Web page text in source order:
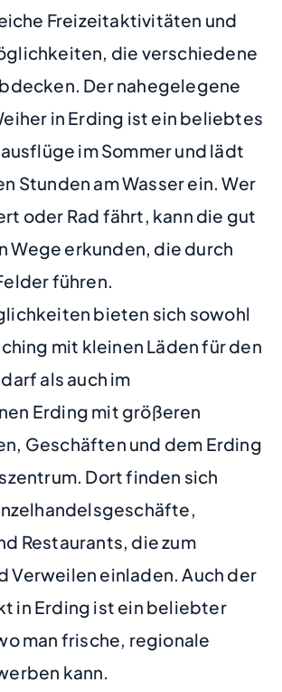
Freizeitaktivitäten und
die verschiedene
Der nahegelegene
in Erding ist ein beliebtes
im Sommer und lädt
Stunden am Wasser ein. Wer
oder Rad fährt, kann die gut
Wege erkunden, die durch
führen.
bieten sich sowohl
mit kleinen Läden für den
als auch im
Erding mit größeren
Geschäften und dem Erding
Dort finden sich
Restaurants, die zum
Verweilen einladen. Auch der
in Erding ist ein beliebter
man frische, regionale
kann.